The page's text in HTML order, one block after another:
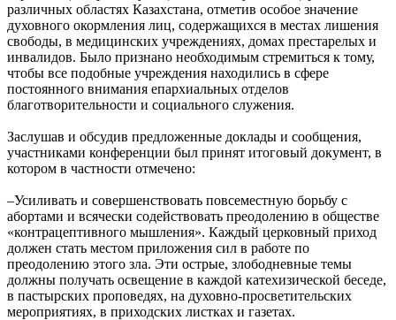
различных областях Казахстана, отметив особое значение
духовного окормления лиц, содержащихся в местах лишения
свободы, в медицинских учреждениях, домах престарелых и
инвалидов. Было признано необходимым стремиться к тому,
чтобы все подобные учреждения находились в сфере
постоянного внимания епархиальных отделов
благотворительности и социального служения.
Заслушав и обсудив предложенные доклады и сообщения,
участниками конференции был принят итоговый документ, в
котором в частности отмечено:
–Усиливать и совершенствовать повсеместную борьбу с
абортами и всячески содействовать преодолению в обществе
«контрацептивного мышления». Каждый церковный приход
должен стать местом приложения сил в работе по
преодолению этого зла. Эти острые, злободневные темы
должны получать освещение в каждой катехизической беседе,
в пастырских проповедях, на духовно-просветительских
мероприятиях, в приходских листках и газетах.